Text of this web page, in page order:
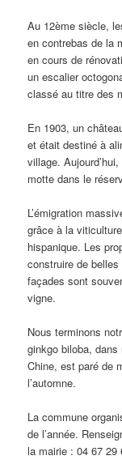
Au 12ème siècle,
en contrebas de la
en cours de
un escalier
classé au titre des
En 1903, un
et était destiné à
village.
motte dans le
L’émigration
grâce à la
hispanique. Les
construire de
façades sont
vigne.
Nous terminons
ginkgo biloba,
Chine, est paré de
l’automne.
La commune
de l’année.
la mairie : 04 67 29